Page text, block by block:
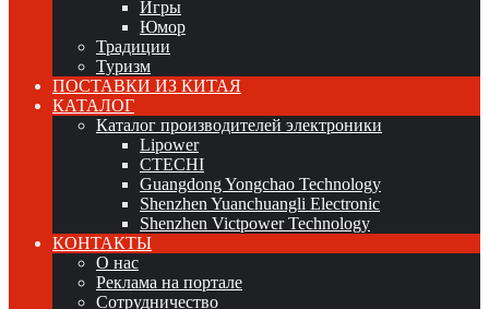
Игры
Юмор
Традиции
Туризм
ПОСТАВКИ ИЗ КИТАЯ
КАТАЛОГ
Каталог производителей электроники
Lipower
CTECHI
Guangdong Yongchao Technology
Shenzhen Yuanchuangli Electronic
Shenzhen Victpower Technology
КОНТАКТЫ
О нас
Реклама на портале
Сотрудничество